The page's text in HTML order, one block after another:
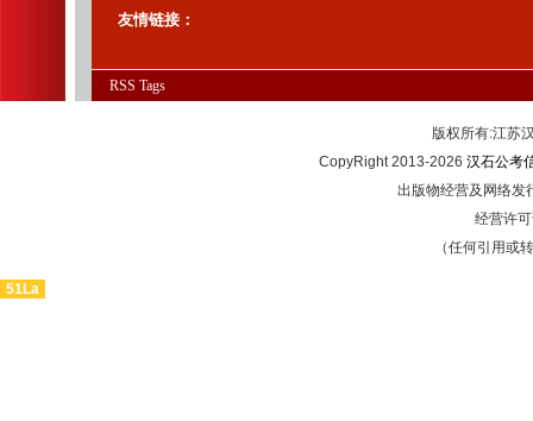
友情链接：
RSS Tags
版权所有:江苏
CopyRight 2013-2026汉石公考
出版物经营及网络发
经营许
（任何引用或
51La